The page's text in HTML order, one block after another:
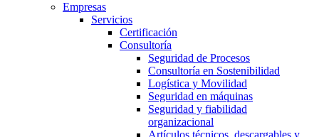
Empresas
Servicios
Certificación
Consultoría
Seguridad de Procesos
Consultoría en Sostenibilidad
Logística y Movilidad
Seguridad en máquinas
Seguridad y fiabilidad
organizacional